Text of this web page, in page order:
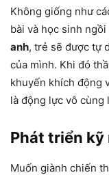
Không giống như
bài và học sinh
anh, trẻ sẽ được tự
của mình. Khi đó
khuyến khích động
là động lực vô cùng
Phát triển kỹ
Muốn giành chiến